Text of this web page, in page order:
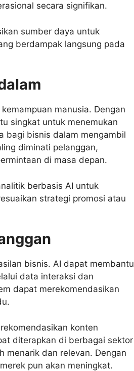
secara signifikan.
sumber daya untuk
berdampak langsung pada
manusia. Dengan
singkat untuk menemukan
bagi bisnis dalam mengambil
diminati pelanggan,
di masa depan.
berbasis AI untuk
strategi promosi atau
bisnis. AI dapat membantu
data interaksi dan
dapat merekomendasikan
konten
diterapkan di berbagai sektor
menarik dan relevan. Dengan
pun akan meningkat.